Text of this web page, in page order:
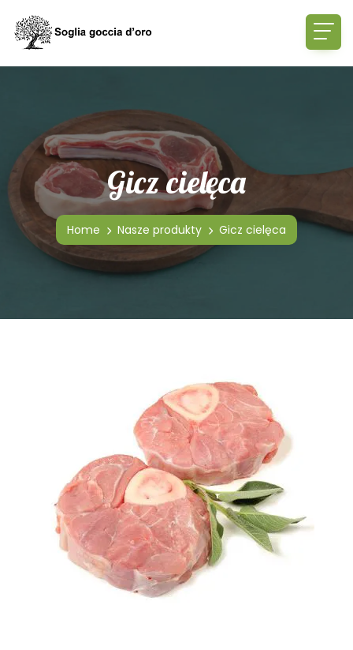
Gicz cielęca
Home Nasze produkty Gicz cielęca